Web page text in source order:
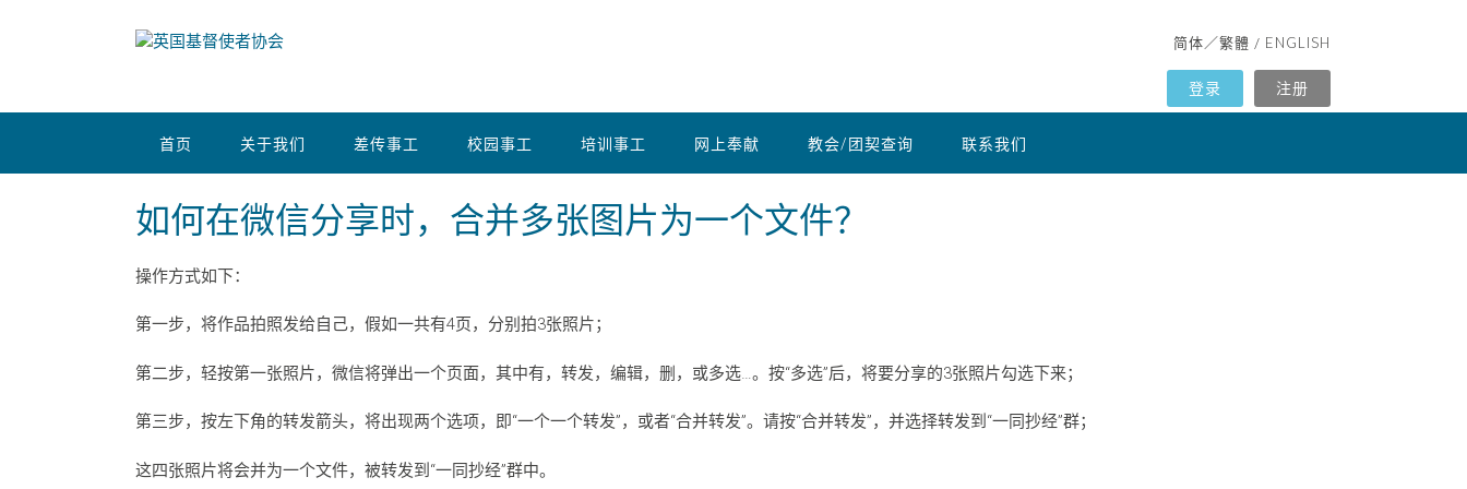
简体／繁體 / ENGLISH
登录 注册
首页 关于我们 差传事工 校园事工 培训事工 网上奉献 教会/团契查询 联系我们
如何在微信分享时，合并多张图片为一个文件？
操作方式如下：
第一步，将作品拍照发给自己，假如一共有4页，分别拍3张照片；
第二步，轻按第一张照片，微信将弹出一个页面，其中有，转发，编辑，删，或多选…。按“多选”后，将要分享的3张照片勾选下来；
第三步，按左下角的转发箭头，将出现两个选项，即“一个一个转发”，或者“合并转发”。请按“合并转发”，并选择转发到“一同抄经”群；
这四张照片将会并为一个文件，被转发到“一同抄经”群中。